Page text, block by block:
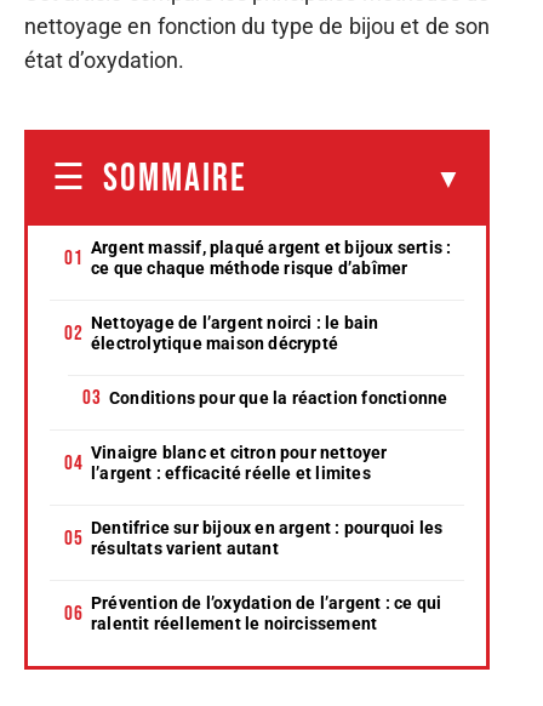
nettoyage en fonction du type de bijou et de son
état d’oxydation.
SOMMAIRE
Argent massif, plaqué argent et bijoux sertis :
ce que chaque méthode risque d’abîmer
Nettoyage de l’argent noirci : le bain
électrolytique maison décrypté
Conditions pour que la réaction fonctionne
Vinaigre blanc et citron pour nettoyer
l’argent : efficacité réelle et limites
Dentifrice sur bijoux en argent : pourquoi les
résultats varient autant
Prévention de l’oxydation de l’argent : ce qui
ralentit réellement le noircissement